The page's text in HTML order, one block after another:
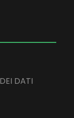
DATI